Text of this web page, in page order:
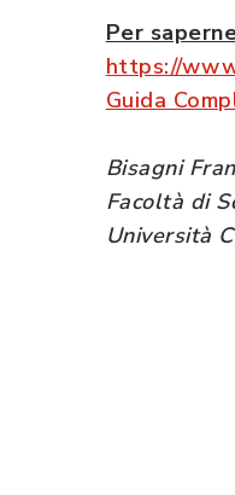
Per
https://
Guida
Bisagni
Facoltà di
Università